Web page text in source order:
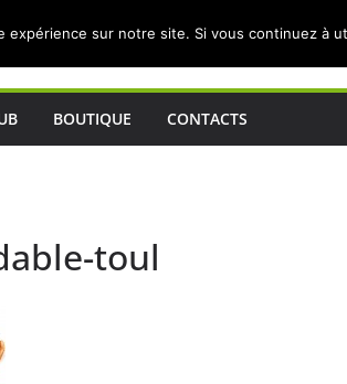
BOUTIQUE CONTACTS
toul
expérience sur notre site. Si vous continuez